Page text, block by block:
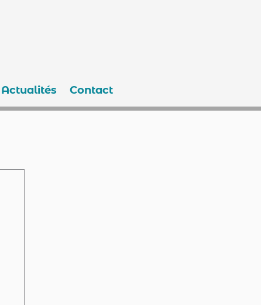
Actualités Contact